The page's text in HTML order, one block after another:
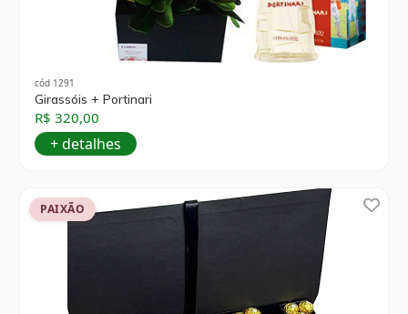
cód 1291
Girassóis + Portinari
R$ 320,00
+ detalhes
PAIXÃO